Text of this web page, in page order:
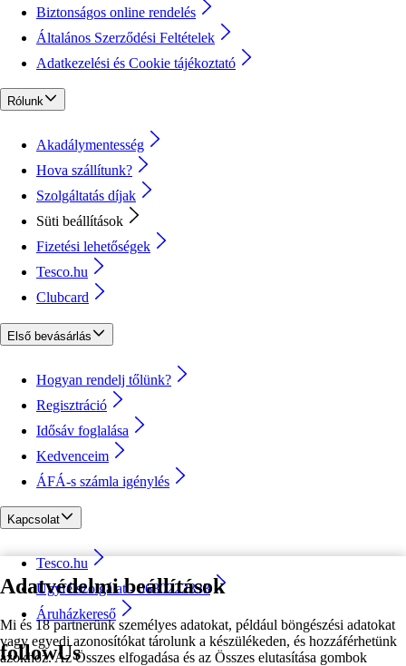
Adatvédelmi beállítások
Mi és 18 partnerünk személyes adatokat, például böngészési adatokat
vagy egyedi azonosítókat tárolunk a készülékeden, és hozzáférhetünk
azokhoz. Az Összes elfogadása és az Összes elutasítása gombok
Biztonságos online rendelés
Általános Szerződési Feltételek
Adatkezelési és Cookie tájékoztató
Rólunk
Akadálymentesség
Hova szállítunk?
Szolgáltatás díjak
Süti beállítások
Fizetési lehetőségek
Tesco.hu
Clubcard
Első bevásárlás
Hogyan rendelj tőlünk?
Regisztráció
Idősáv foglalása
Kedvenceim
ÁFÁ-s számla igénylés
Kapcsolat
Tesco.hu
Ügyfélszolgálat - 0680222333
Áruházkereső
followUs